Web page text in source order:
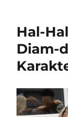
Hal-
Diam-